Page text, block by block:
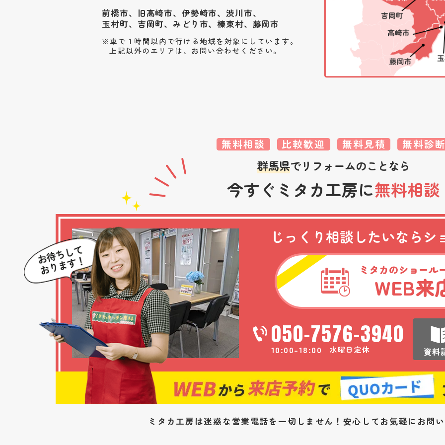
前橋市、旧高崎市、伊勢崎市、渋川市、
玉村町、 吉岡町、みどり市、榛東村、藤岡市
車で１時間以内で行ける地域を対象にしています。
上記以外のエリアは、お問い合わせください。
無料相談 比較歓迎 無料見積 無料診
群馬県でリフォームのことなら
今すぐミタカ工房に無料相談
じっくり相談したいなら シ
ミタカのショール
WEB来
050-7576-3940
10:00-18:00 水曜日定休 資料
ミタカ工房は迷惑な営業電話を一切しません！安心してお気軽にお問